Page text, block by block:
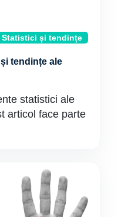
Statistici și tendințe
tendințe ale
statistici ale
articol face parte